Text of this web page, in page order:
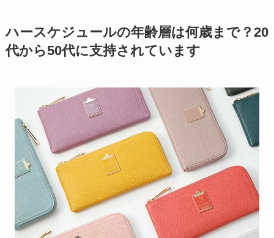
ハースケジュールの年齢層は何歳まで？20
代から50代に支持されています